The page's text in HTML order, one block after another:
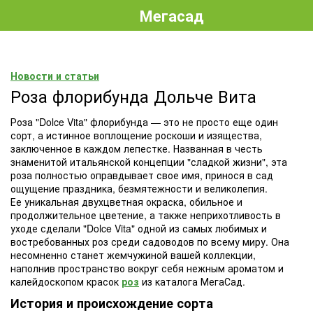
Мегасад
Новости и статьи
Роза флорибунда Дольче Вита
Роза "Dolce Vita" флорибунда — это не просто еще один
сорт, а истинное воплощение роскоши и изящества,
заключенное в каждом лепестке. Названная в честь
знаменитой итальянской концепции "сладкой жизни", эта
роза полностью оправдывает свое имя, принося в сад
ощущение праздника, безмятежности и великолепия.
Ее уникальная двухцветная окраска, обильное и
продолжительное цветение, а также неприхотливость в
уходе сделали "Dolce Vita" одной из самых любимых и
востребованных роз среди садоводов по всему миру. Она
несомненно станет жемчужиной вашей коллекции,
наполнив пространство вокруг себя нежным ароматом и
калейдоскопом красок роз из каталога МегаСад.
История и происхождение сорта